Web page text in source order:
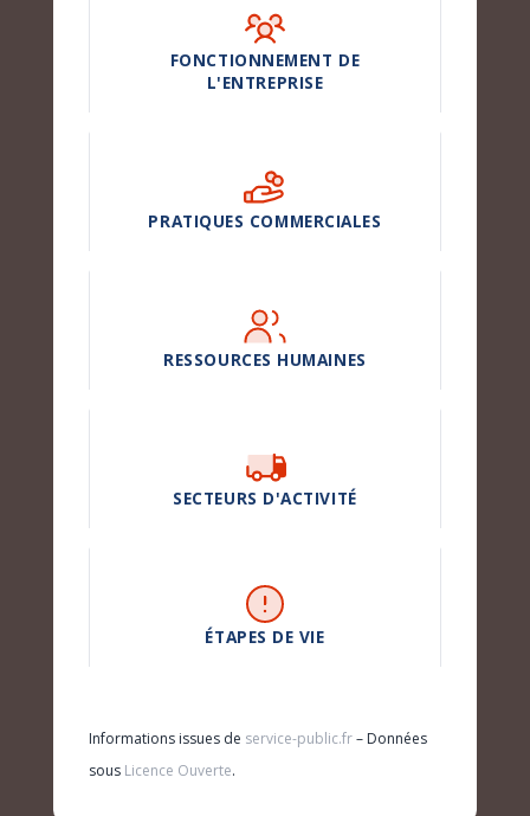
FONCTIONNEMENT DE
L'ENTREPRISE
PRATIQUES COMMERCIALES
RESSOURCES HUMAINES
SECTEURS D'ACTIVITÉ
ÉTAPES DE VIE
Informations issues de service-public.fr– Données
sous Licence Ouverte.